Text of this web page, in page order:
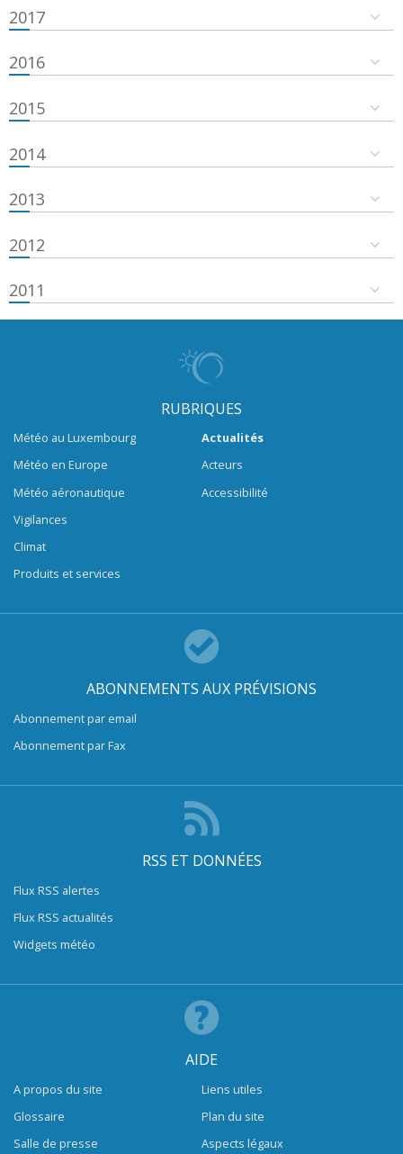
2017
2016
2015
2014
2013
2012
2011
RUBRIQUES
Météo au Luxembourg
Météo en Europe
Météo aéronautique
Vigilances
Climat
Produits et services
Actualités
Acteurs
Accessibilité
ABONNEMENTS AUX PRÉVISIONS
Abonnement par email
Abonnement par Fax
RSS ET DONNÉES
Flux RSS alertes
Flux RSS actualités
Widgets météo
AIDE
A propos du site
Glossaire
Salle de presse
Liens utiles
Plan du site
Aspects légaux